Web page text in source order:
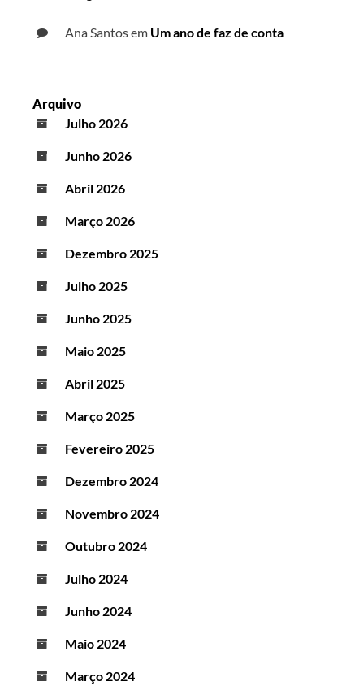
Ana Santosem Um ano de faz de conta
Arquivo
Julho 2026
Junho 2026
Abril 2026
Março 2026
Dezembro 2025
Julho 2025
Junho 2025
Maio 2025
Abril 2025
Março 2025
Fevereiro 2025
Dezembro 2024
Novembro 2024
Outubro 2024
Julho 2024
Junho 2024
Maio 2024
Março 2024